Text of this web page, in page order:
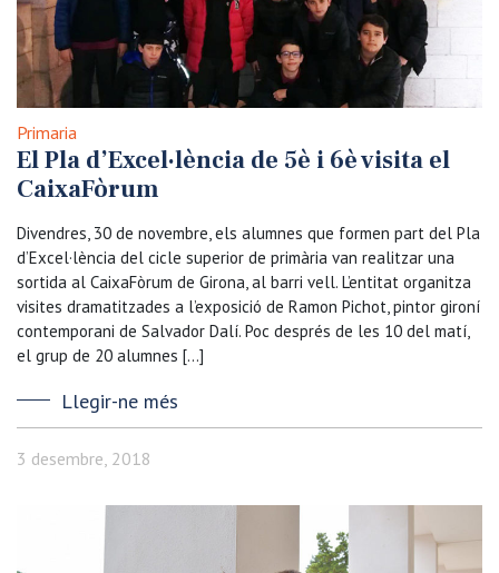
Primaria
El Pla d’Excel·lència de 5è i 6è visita el
CaixaFòrum
Divendres, 30 de novembre, els alumnes que formen part del Pla
d’Excel·lència del cicle superior de primària van realitzar una
sortida al CaixaFòrum de Girona, al barri vell. L’entitat organitza
visites dramatitzades a l’exposició de Ramon Pichot, pintor gironí
contemporani de Salvador Dalí. Poc després de les 10 del matí,
el grup de 20 alumnes […]
Llegir-ne més
3 desembre, 2018